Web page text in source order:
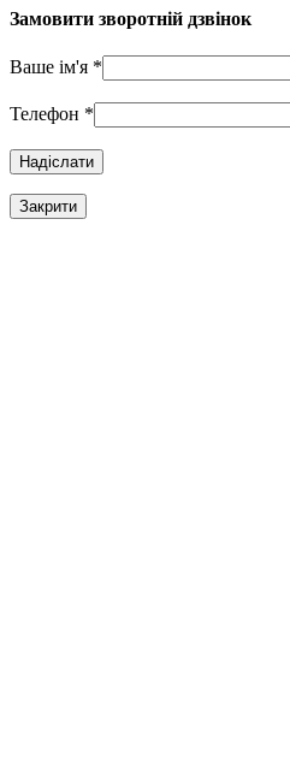
Замовити зворотній дзвінок
Ваше ім'я *
Телефон *
Закрити